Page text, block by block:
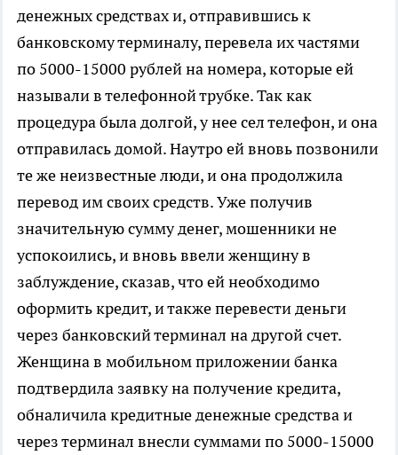
денежных средствах и, отправившись к
банковскому терминалу, перевела их частями
по 5000-15000 рублей на номера, которые ей
называли в телефонной трубке. Так как
процедура была долгой, у нее сел телефон, и она
отправилась домой. Наутро ей вновь позвонили
те же неизвестные люди, и она продолжила
перевод им своих средств. Уже получив
значительную сумму денег, мошенники не
успокоились, и вновь ввели женщину в
заблуждение, сказав, что ей необходимо
оформить кредит, и также перевести деньги
через банковский терминал на другой счет.
Женщина в мобильном приложении банка
подтвердила заявку на получение кредита,
обналичила кредитные денежные средства и
через терминал внесли суммами по 5000-15000